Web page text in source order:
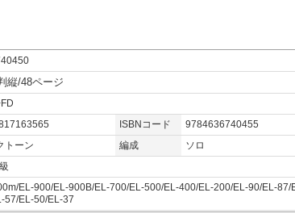
縦/48ページ
ISBNコード
9784636740455
トーン 編成
ソロ
EL-900/EL-900B/EL-700/EL-500/EL-400/EL-200/EL-90/EL-87/
57/EL-50/EL-37